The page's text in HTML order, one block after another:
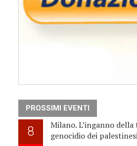
PROSSIMI EVENTI
8
Milano. L’inganno
genocidio dei